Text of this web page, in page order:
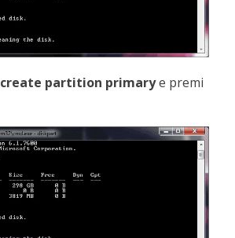
create partition primarye premi